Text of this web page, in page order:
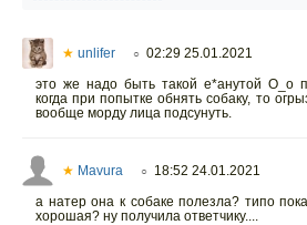
★ unlifer ○ 02:29 25.01.2021
это же надо быть такой е*анутой О_о
когда при попытке обнять собаку, то
вообще морду лица подсунуть.
★ Mavura ○ 18:52 24.01.2021
а натер она к собаке полезла? типо
хорошая? ну получила ответчику....